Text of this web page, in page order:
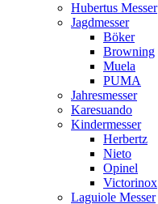
Hubertus Messer
Jagdmesser
Böker
Browning
Muela
PUMA
Jahresmesser
Karesuando
Kindermesser
Herbertz
Nieto
Opinel
Victorinox
Laguiole Messer